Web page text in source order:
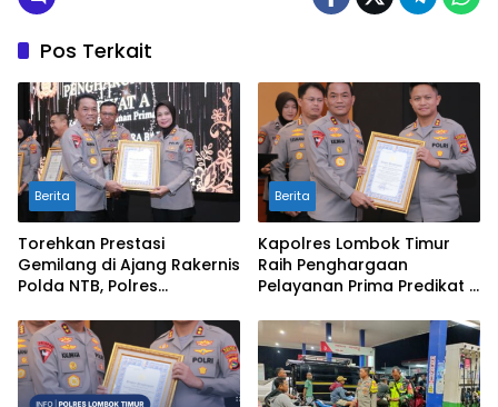
Pos Terkait
Berita
Torehkan Prestasi
Gemilang di Ajang Rakernis
Polda NTB, Polres
Penghargaan Pelayanan
Prima Kapolri
Berita
Kapolres Lombok Timur
Raih Penghargaan
Pelayanan Prima Predikat A